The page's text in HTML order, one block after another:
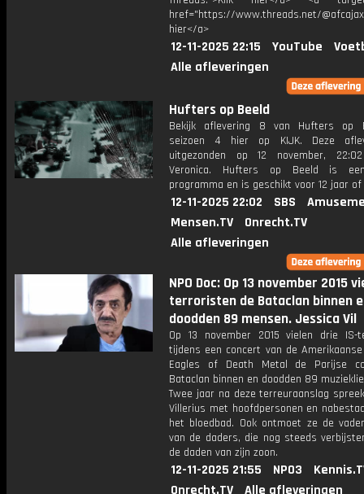
href="https://www.threads.net/
hier</a>
12-11-2025 22:15 YouTube
Alle afleveringen
Hufters op Beeld
Bekijk aflevering 8 van Hufters op
seizoen 4 hier op KIJK. Deze
uitgezonden op 12 november,
Veronica. Hufters op Beeld is
programma en is geschikt voor 12 jaar
12-11-2025 22:02 SBS
Mensen.TV
Onrecht.TV
Alle afleveringen
NPO Doc: Op 13 november 2015
terroristen de Bataclan binnen
doodden 89 mensen. Jessica Vil
Op 13 november 2015 vielen drie IS-
tijdens een concert van de
Eagles of Death Metal de Parijse
Bataclan binnen en doodden 89
Twee jaar na deze terreuraanslag
Villerius met hoofdpersonen en
het bloedbad. Ook ontmoet ze de
van de daders, die nog steeds
de daden van zijn zoon.
12-11-2025 21:55 NPO3
Onrecht.TV
Alle afleveringen